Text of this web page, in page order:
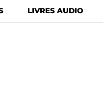
LIVRES AUDIO